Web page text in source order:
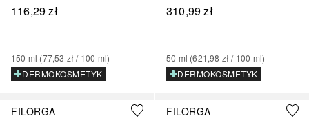
116,29 zł
150 ml (77,53 zł / 100 ml)
DERMOKOSMETYK
310,99 zł
50 ml (621,98 zł / 100 ml)
DERMOKOSMETYK
FILORGA
FILORGA